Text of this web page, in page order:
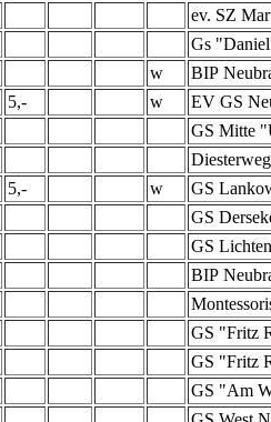
ev. SZ
Gs
w
BIP
5,- w
EV GS
GS Mitte
5,- w
GS
GS
GS
BIP
GS "Fritz
GS "Fritz
GS "Am